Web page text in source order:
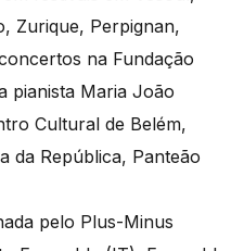
Zurique, Perpignan,
na Fundação
pianista Maria João
Cultural de Belém,
da República, Panteão
pelo Plus-Minus